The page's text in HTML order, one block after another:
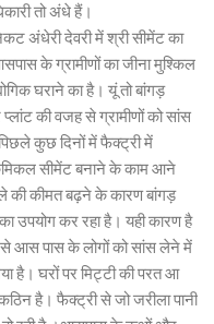
तो अंधे हैं।
अंधेरी देवरी में श्री सीमेंट का
के ग्रामीणों का जीना मुश्किल
घराने का है। यूं तो बांगड़
की वजह से ग्रामीणों को सांस
कुछ दिनों में फैक्ट्री में
सीमेंट बनाने के काम आने
की कीमत बढ़ने के कारण बांगड़
उपयोग कर रहा है। यही कारण है
आस पास के लोगों को सांस लेने में
है। घरों पर मिट्टी की परत आ
है। फैक्ट्री से जो जरीला पानी